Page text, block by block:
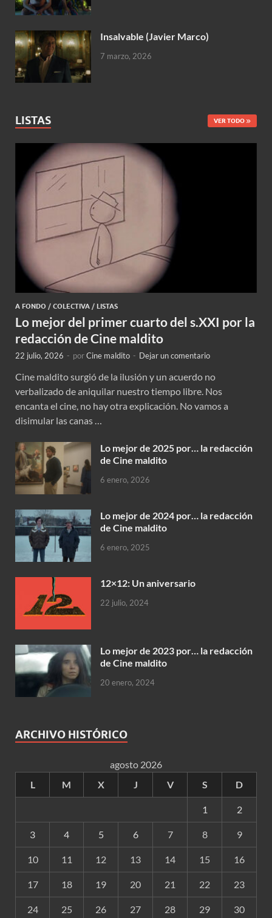
Insalvable (Javier Marco)
7 marzo, 2026
LISTAS VER TODO
A FONDO / COLECTIVA / LISTAS
Lo mejor del primer cuarto del s.XXI por la
redacción de Cine maldito
22 julio, 2026 - porCine maldito - Dejar un comentario
Cine maldito surgió de la ilusión y un acuerdo no
verbalizado de aniquilar nuestro tiempo libre. Nos
encanta el cine, no hay otra explicación. No vamos a
disimular las canas …
Lo mejor de 2025 por… la redacción
de Cine maldito
6 enero, 2026
Lo mejor de 2024 por… la redacción
de Cine maldito
6 enero, 2025
12×12: Un aniversario
22 julio, 2024
Lo mejor de 2023 por… la redacción
de Cine maldito
20 enero, 2024
ARCHIVO HISTÓRICO
agosto 2026
L
M X J V S D
1 2
3 4 5 6 7 8 9
10 11 12 13 14 15 16
17 18 19 20 21 22 23
24 25 26 27 28 29 30